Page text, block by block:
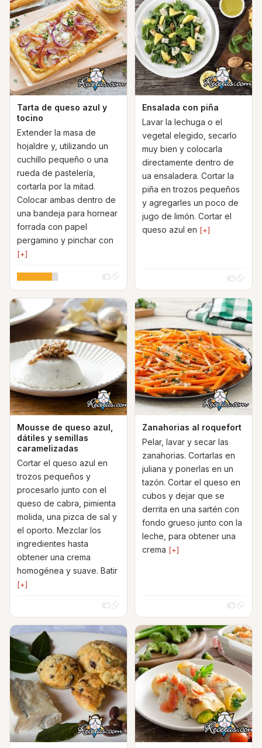
Tarta de queso azul y
tocino
Extender la masa de
hojaldre y, utilizando un
cuchillo pequeño o una
rueda de pastelería,
cortarla por la mitad.
Colocar ambas dentro de
una bandeja para hornear
forrada con papel
pergamino y pinchar con
[+]
Ensalada con piña
Lavar la lechuga o el
vegetal elegido, secarlo
muy bien y colocarla
directamente dentro de
ua ensaladera. Cortar la
piña en trozos pequeños
y agregarles un poco de
jugo de limón. Cortar el
queso azul en [+]
Mousse de queso azul,
dátiles y semillas
caramelizadas
Cortar el queso azul en
trozos pequeños y
procesarlo junto con el
queso de cabra, pimienta
molida, una pizca de sal y
el oporto. Mezclar los
ingredientes hasta
obtener una crema
homogénea y suave. Batir
[+]
Zanahorias al roquefort
Pelar, lavar y secar las
zanahorias. Cortarlas en
juliana y ponerlas en un
tazón. Cortar el queso en
cubos y dejar que se
derrita en una sartén con
fondo grueso junto con la
leche, para obtener una
crema [+]